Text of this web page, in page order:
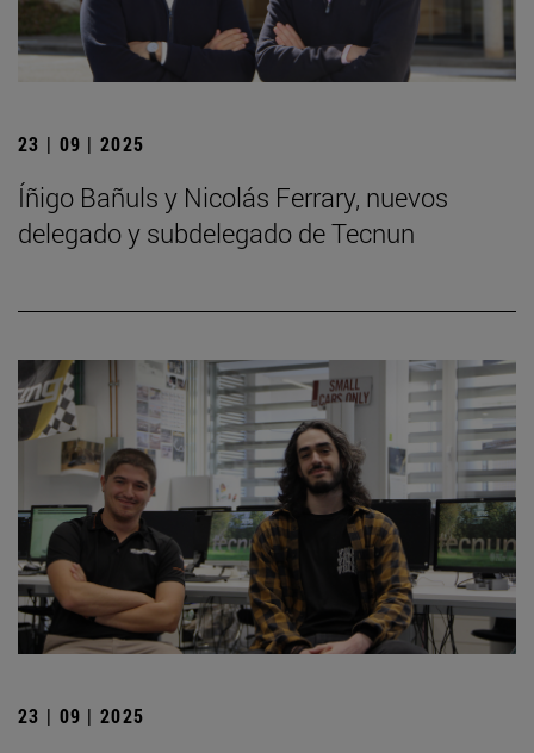
23 | 09 | 2025
Íñigo Bañuls y Nicolás Ferrary, nuevos
delegado y subdelegado de Tecnun
23 | 09 | 2025